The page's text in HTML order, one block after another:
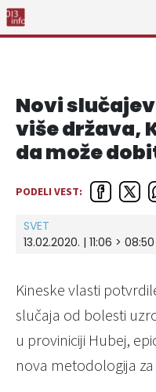
Novi
više država,
da može
PODELI VEST:
SVET
13.02.2020. | 11:06 >
Kineske vlasti
slučaja od bolesti
u proviniciji Hubej,
nova metodologija